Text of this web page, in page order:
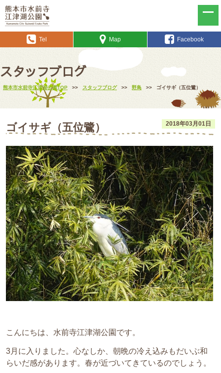
Tel Map Facebook
スタッフブログ
熊本市水前寺江津湖公園TOP >> スタッフブログ >> 野鳥 >> ゴイサギ（五位鷺）
2018年03月01日
ゴイサギ（五位鷺）
こんにちは、水前寺江津湖公園です。
3月に入りました。心なしか、朝晩の冷え込みもだいぶ和
らいだ感があります。春が近づいてきているのでしょう。